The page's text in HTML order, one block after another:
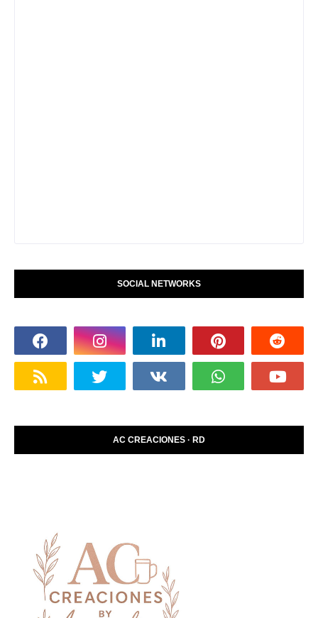
SOCIAL NETWORKS
AC CREACIONES · RD